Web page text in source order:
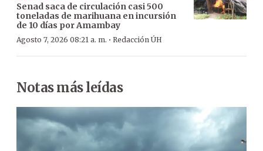
Senad saca de circulación casi 500
toneladas de marihuana en incursión
de 10 días por Amambay
Agosto 7, 2026 08:21 a. m. · Redacción ÚH
Notas más leídas